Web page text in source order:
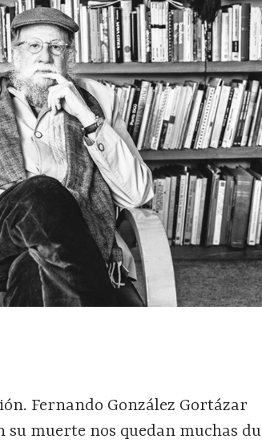
Fernando González Gortázar
muerte nos quedan muchas